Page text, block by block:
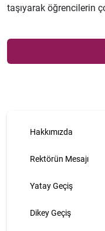
taşıyarak öğrencilerin
Hakkımızda
Rektörün Mesajı
Yatay Geçiş
Dikey Geçiş